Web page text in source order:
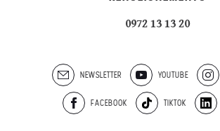
0972 13 13 20
NEWSLETTER YOUTUBE
FACEBOOK TIKTOK